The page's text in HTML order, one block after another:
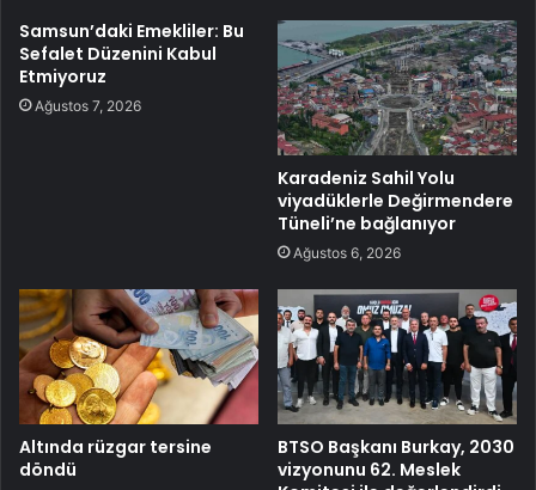
Samsun’daki Emekliler: Bu
Sefalet Düzenini Kabul
Etmiyoruz
Ağustos 7, 2026
Karadeniz Sahil Yolu
viyadüklerle Değirmendere
Tüneli’ne bağlanıyor
Ağustos 6, 2026
Altında rüzgar tersine
döndü
BTSO Başkanı Burkay, 2030
vizyonunu 62. Meslek